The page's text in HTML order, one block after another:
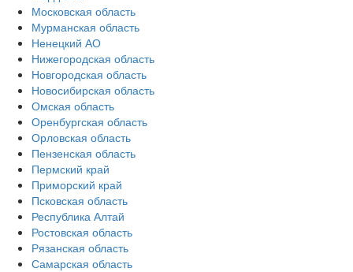
Московская область
Мурманская область
Ненецкий АО
Нижегородская область
Новгородская область
Новосибирская область
Омская область
Оренбургская область
Орловская область
Пензенская область
Пермский край
Приморский край
Псковская область
Республика Алтай
Ростовская область
Рязанская область
Самарская область